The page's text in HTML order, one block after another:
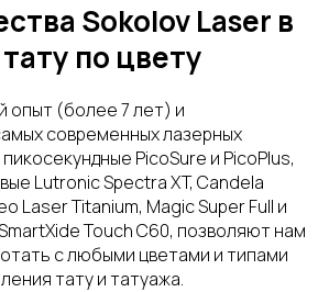
Sokolov Laser в
по цвету
опыт (более 7 лет) и
современных лазерных
PicoSure и PicoPlus,
Lutronic Spectra XT, Candela
Laser Titanium, Magic Super Full и
Touch C60, позволяют нам
с любыми цветами и типами
тату и татуажа.